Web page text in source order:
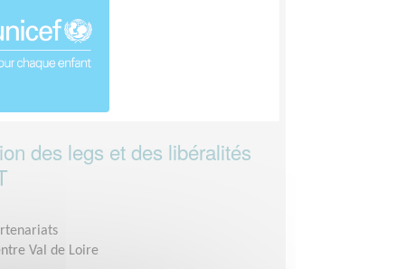
des legs et des libéralités
Val de Loire